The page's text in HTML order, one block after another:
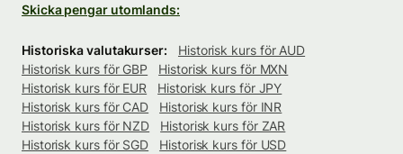
Skicka pengar utomlands:
Historiska valutakurser:
Historisk kurs för AUD
Historisk kurs för GBP
Historisk kurs för MXN
Historisk kurs för EUR
Historisk kurs för JPY
Historisk kurs för CAD
Historisk kurs för INR
Historisk kurs för NZD
Historisk kurs för ZAR
Historisk kurs för SGD
Historisk kurs för USD